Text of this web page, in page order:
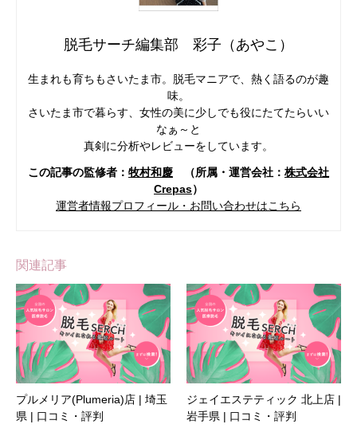
脱毛サーチ編集部 彩子（あやこ）
生まれも育ちもさいたま市。脱毛マニアで、熱く語るのが趣
味。
さいたま市で暮らす、女性の美に少しでも役にたてたらいい
なぁ～と
真剣に分析やレビューをしています。
この記事の監修者： 牧村和慶 （所属・運営会社： 株式会社
Crepas）
運営者情報プロフィール・お問い合わせはこちら
関連記事
プルメリア(Plumeria)店 | 埼玉
県 | 口コミ・評判
ジェイエステティック 北上店 |
岩手県 | 口コミ・評判